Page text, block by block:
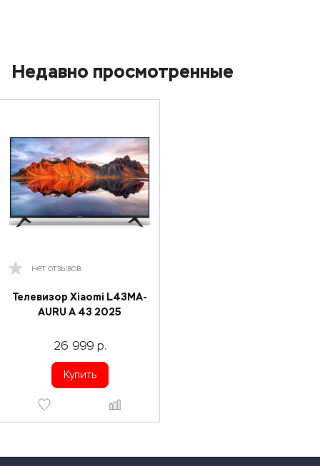
Недавно просмотренные
нет отзывов
Телевизор Xiaomi L43MA-
AURU A 43 2025
26 999р.
Купить